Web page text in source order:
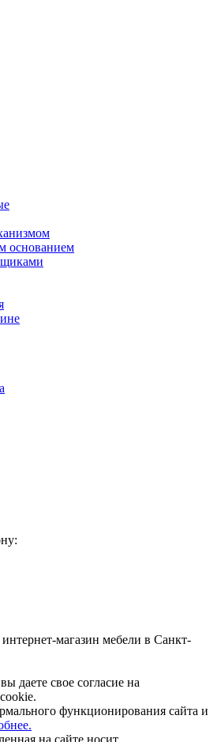
основанием
магазин мебели в Санкт-
даете свое согласие на
функционирования сайта и
на сайте носит